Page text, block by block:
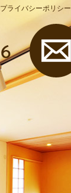
プライバシーポリシー